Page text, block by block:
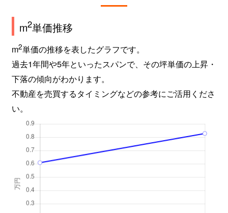
m2単価推移
m2単価の推移を表したグラフです。
過去1年間や5年といったスパンで、その坪単価の上昇・
下落の傾向がわかります。
不動産を売買するタイミングなどの参考にご活用くださ
い。